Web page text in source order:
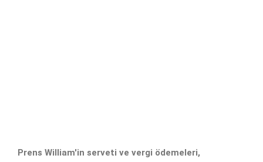
Prens William'in serveti ve vergi ödemeleri,